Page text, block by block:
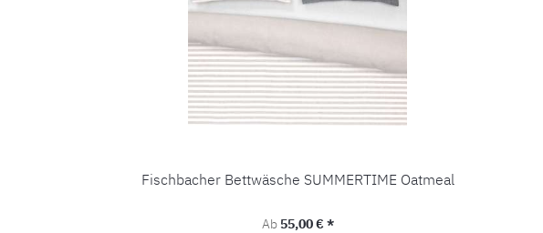
Fischbacher Bettwäsche SUMMERTIME Oatmeal
Regulärer Preis:
Ab 55,00 € *